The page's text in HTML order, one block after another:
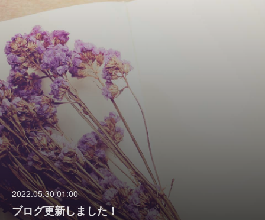
2022.05.30 01:00
ブログ更新しました！